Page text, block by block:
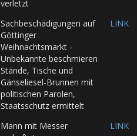
verletzt
Sachbeschädigungen auf
Göttinger
Weihnachtsmarkt -
Unbekannte beschmieren
Stände, Tische und
Gänseliesel-Brunnen mit
politischen Parolen,
Staatsschutz ermittelt
LINK
Mann mit Messer
LINK